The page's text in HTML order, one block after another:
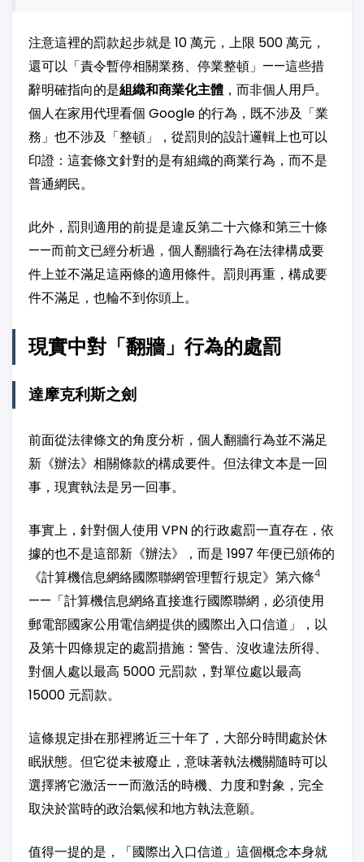
注意這裡的罰款起步就是 10 萬元，上限 500 萬元，
還可以「責令暫停相關業務、停業整頓」——這些措
辭明確指向的是組織和商業化主體，而非個人用戶。
個人在家用代理看個 Google 的行為，既不涉及「業
務」也不涉及「整頓」，從罰則的設計邏輯上也可以
印證：這套條文針對的是有組織的商業行為，而不是
普通網民。
此外，罰則適用的前提是違反第二十六條和第三十條
——而前文已經分析過，個人翻牆行為在法律構成要
件上並不滿足這兩條的適用條件。罰則再重，構成要
件不滿足，也輪不到你頭上。
現實中對「翻牆」行為的處罰
達摩克利斯之劍
前面從法律條文的角度分析，個人翻牆行為並不滿足
新《辦法》相關條款的構成要件。但法律文本是一回
事，現實執法是另一回事。
事實上，針對個人使用 VPN 的行政處罰一直存在，依
據的也不是這部新《辦法》，而是 1997 年便已頒佈的
《計算機信息網絡國際聯網管理暫行規定》第六條4
——「計算機信息網絡直接進行國際聯網，必須使用
郵電部國家公用電信網提供的國際出入口信道」，以
及第十四條規定的處罰措施：警告、沒收違法所得、
對個人處以最高 5000 元罰款，對單位處以最高
15000 元罰款。
這條規定掛在那裡將近三十年了，大部分時間處於休
眠狀態。但它從未被廢止，意味著執法機關隨時可以
選擇將它激活——而激活的時機、力度和對象，完全
取決於當時的政治氣候和地方執法意願。
值得一提的是，「國際出入口信道」這個概念本身就